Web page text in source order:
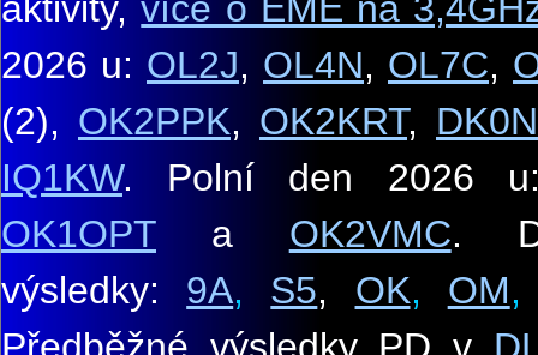
aktivity,více o EME na
2026 u: OL2J, OL4N, OL7C,
(2), OK2PPK, OK2KRT,
IQ1KW. Polní den 2026
OK1OPT a OK2VMC.
výsledky:
9A, S5, OK, OM